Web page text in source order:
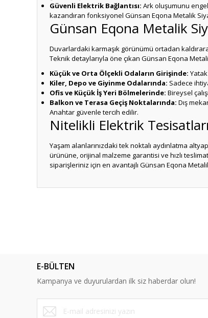
Güvenli Elektrik Bağlantısı: Ark oluşumunu
kazandıran fonksiyonel Günsan Eqona Metalik
Günsan Eqona Metalik
Duvarlardaki karmaşık görünümü ortadan
Teknik detaylarıyla öne çıkan Günsan Eqona
Küçük ve Orta Ölçekli Odaların Girişinde:
Kiler, Depo ve Giyinme Odalarında: Sadece
Ofis ve Küçük İş Yeri Bölmelerinde: Bireysel
Balkon ve Terasa Geçiş Noktalarında: Dış
Anahtar güvenle tercih edilir.
Nitelikli Elektrik
Yaşam alanlarınızdaki tek noktalı aydınlatma
ürününe, orijinal malzeme garantisi ve hızlı
siparişleriniz için en avantajlı Günsan Eqona
Ürün bilgilerinde hatalar bulunuyor.
Ürün fiyatı diğer sitelerden daha pahalı.
Bu ürüne benzer farklı alternatifler olmalı.
E-BÜLTEN
Kampanya ve duyurulardan ilk siz haberdar olun!